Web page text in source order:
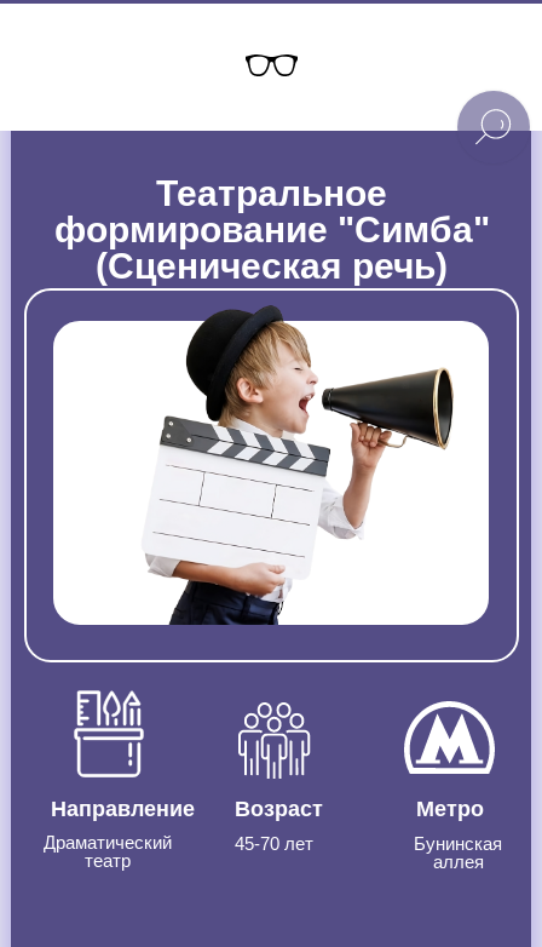
Театральное
формирование "Симба"
(Сценическая речь)
Направление
Драматический
театр
Возраст
45-70 лет
Метро
Бунинская
аллея